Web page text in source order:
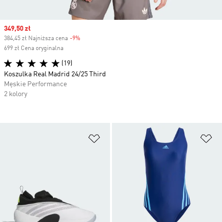
Dodaj do listy życzeń
Sale price
349,50 zł
384,45 zł Najniższa cena -9%
699 zł Cena oryginalna
(19)
Koszulka Real Madrid 24/25 Third
Męskie Performance
2 kolory